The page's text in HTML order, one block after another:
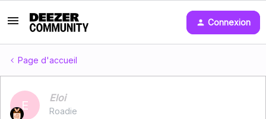
Connexion
Page d'accueil
E
Eloi
Roadie